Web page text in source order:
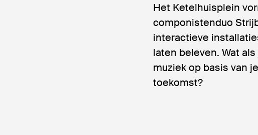
Het Ketelhuisplein
componistenduo
interactieve
laten beleven. Wat
muziek op basis van
toekomst?